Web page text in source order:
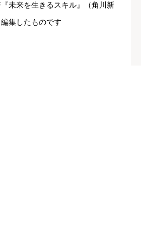
未来を生きるスキル』（角川新
集したものです